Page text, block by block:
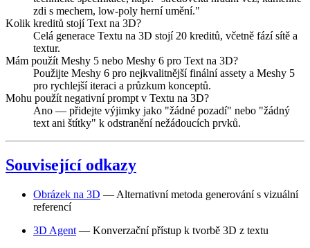
zdi s mechem, low-poly herní umění."
Kolik kreditů stojí Text na 3D?
Celá generace Textu na 3D stojí 20 kreditů, včetně fází sítě a
textur.
Mám použít Meshy 5 nebo Meshy 6 pro Text na 3D?
Použijte Meshy 6 pro nejkvalitnější finální assety a Meshy 5
pro rychlejší iteraci a průzkum konceptů.
Mohu použít negativní prompt v Textu na 3D?
Ano — přidejte výjimky jako "žádné pozadí" nebo "žádný
text ani štítky" k odstranění nežádoucích prvků.
Související odkazy
Obrázek na 3D — Alternativní metoda generování s vizuální
referencí
3D Agent — Konverzační přístup k tvorbě 3D z textu